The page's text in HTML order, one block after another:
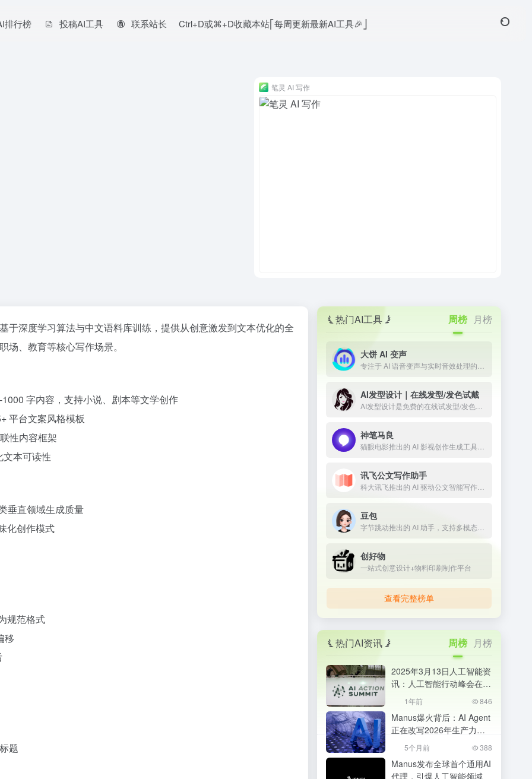
排行榜 投稿AI工具 联系站长 Ctrl+D或⌘+D收藏本站⎡每周更新最新AI工具🎉⎦
笔灵 AI 写作
于深度学习算法与中文语料库训练，提供从创意激发到文本优化的全
、教育等核心写作场景。
字内容，支持小说、剧本等文学创作
平台文案风格模板
性内容框架
本可读性
垂直领域生成质量
化创作模式
规范格式
移
题
热门AI工具 周榜 月榜
大饼 AI 变声
AI发型设计｜在线发型/发色试戴
神笔马良
讯飞公文写作助手
豆包
创好物
一站式创意设计+物料印刷制作平台
查看完整榜单
热门AI资讯 周榜 月榜
2025年3月13日人工智能资
讯：人工智能行动峰会在巴
黎成功举办
1年前 846
Manus爆火背后：AI Agent
正在改写2026年生产力格
局，普通人该如何抓住机
5个月前 388
Manus发布全球首个通用AI
代理，引爆人工智能领域